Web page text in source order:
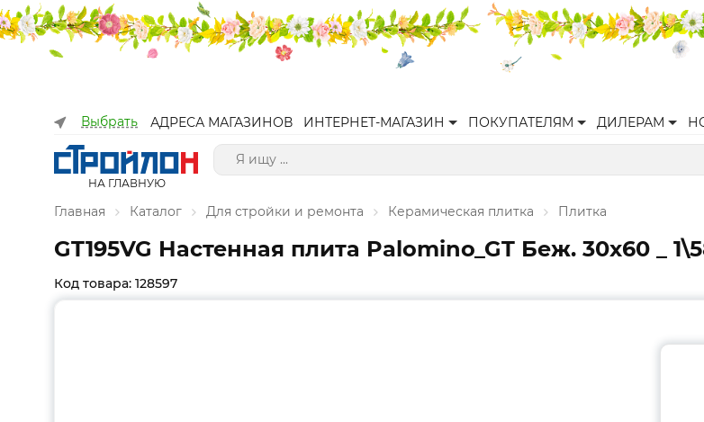
Выбрать АДРЕСА МАГАЗИНОВ ИНТЕРНЕТ-МАГАЗИН ПОКУПАТЕЛЯМ ДИЛЕРАМ
НА ГЛАВНУЮ
Главная Каталог Для стройки и ремонта Керамическая плитка Плитка
GT195VG Настенная плита Palomino_GT Беж. 30x60 _
Код товара: 128597